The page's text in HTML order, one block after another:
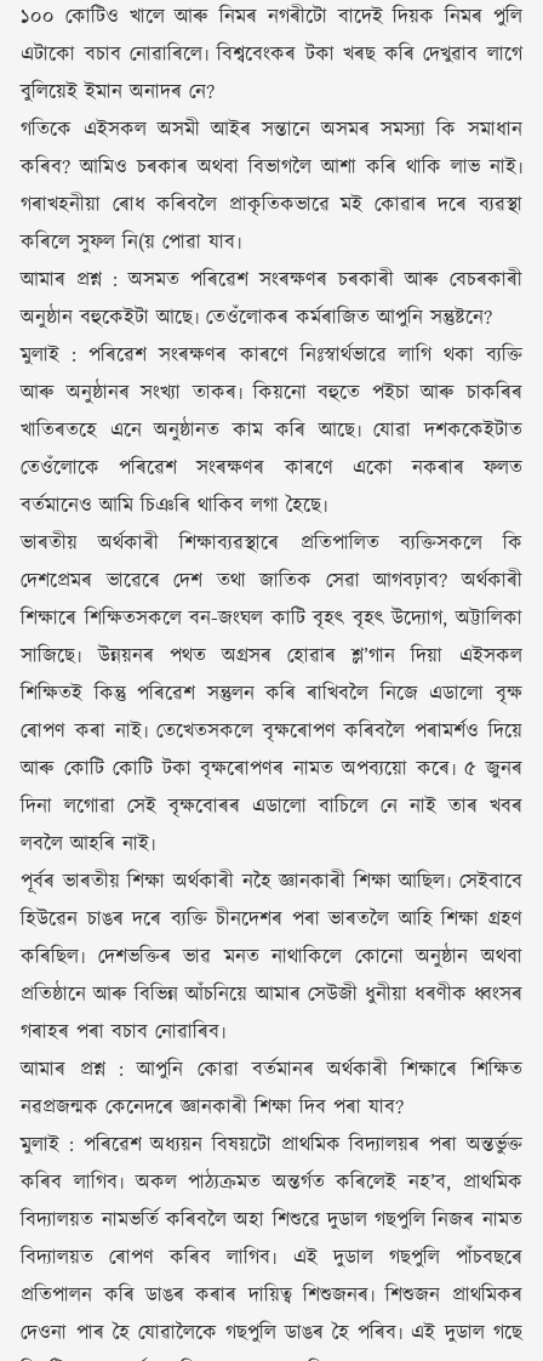
১০০ কোটিও খালে আৰু নিমৰ নগৰীটো বাদেই দিয়ক নিমৰ পুলি
এটাকো বচাব নোৱাৰিলে৷ বিশ্ববেংকৰ টকা খৰছ কৰি দেখুৱাব লাগে
বুলিয়েই ইমান অনাদৰ নে?
গতিকে এইসকল অসমী আইৰ সন্তানে অসমৰ সমস্যা কি সমাধান
কৰিব? আমিও চৰকাৰ অথবা বিভাগলৈ আশা কৰি থাকি লাভ নাই৷
গৰাখহনীয়া ৰোধ কৰিবলৈ প্ৰাকৃতিকভাৱে মই কোৱাৰ দৰে ব্যৱস্থা
কৰিলে সুফল নি(য় পোৱা যাব৷
আমাৰ প্ৰশ্ন : অসমত পৰিৱেশ সংৰক্ষণৰ চৰকাৰী আৰু বেচৰকাৰী
অনুষ্ঠান বহুকেইটা আছে৷ তেওঁলোকৰ কৰ্মৰাজিত আপুনি সন্তুষ্টনে?
মুলাই : পৰিৱেশ সংৰক্ষণৰ কাৰণে নিঃস্বাৰ্থভাৱে লাগি থকা ব্যক্তি
আৰু অনুষ্ঠানৰ সংখ্যা তাকৰ৷ কিয়নো বহুতে পইচা আৰু চাকৰিৰ
খাতিৰতহে এনে অনুষ্ঠানত কাম কৰি আছে৷ যোৱা দশককেইটাত
তেওঁলোকে পৰিৱেশ সংৰক্ষণৰ কাৰণে একো নকৰাৰ ফলত
বৰ্তমানেও আমি চিঞৰি থাকিব লগা হৈছে৷
ভাৰতীয় অৰ্থকাৰী শিক্ষাব্যৱস্থাৰে প্ৰতিপালিত ব্যক্তিসকলে কি
দেশপ্ৰেমৰ ভাৱেৰে দেশ তথা জাতিক সেৱা আগবঢ়াব? অৰ্থকাৰী
শিক্ষাৰে শিক্ষিতসকলে বন-জংঘল কাটি বৃহৎ বৃহৎ উদ্যোগ, অট্টালিকা
সাজিছে৷ উন্নয়নৰ পথত অগ্ৰসৰ হোৱাৰ শ্ল’গান দিয়া এইসকল
শিক্ষিতই কিন্তু পৰিৱেশ সন্তুলন কৰি ৰাখিবলৈ নিজে এডালো বৃক্ষ
ৰোপণ কৰা নাই৷ তেখেতসকলে বৃক্ষৰোপণ কৰিবলৈ পৰামৰ্শও দিয়ে
আৰু কোটি কোটি টকা বৃক্ষৰোপণৰ নামত অপব্যয়ো কৰে৷ ৫ জুনৰ
দিনা লগোৱা সেই বৃক্ষবোৰৰ এডালো বাচিলে নে নাই তাৰ খবৰ
লবলৈ আহৰি নাই৷
পূৰ্বৰ ভাৰতীয় শিক্ষা অৰ্থকাৰী নহৈ জ্ঞানকাৰী শিক্ষা আছিল৷ সেইবাবে
হিউৱেন চাঙৰ দৰে ব্যক্তি চীনদেশৰ পৰা ভাৰতলৈ আহি শিক্ষা গ্ৰহণ
কৰিছিল৷ দেশভক্তিৰ ভাৱ মনত নাথাকিলে কোনো অনুষ্ঠান অথবা
প্ৰতিষ্ঠানে আৰু বিভিন্ন আঁচনিয়ে আমাৰ সেউজী ধুনীয়া ধৰণীক ধ্বংসৰ
গৰাহৰ পৰা বচাব নোৱাৰিব৷
আমাৰ প্ৰশ্ন : আপুনি কোৱা বৰ্তমানৰ অৰ্থকাৰী শিক্ষাৰে শিক্ষিত
নৱপ্ৰজন্মক কেনেদৰে জ্ঞানকাৰী শিক্ষা দিব পৰা যাব?
মুলাই : পৰিৱেশ অধ্যয়ন বিষয়টো প্ৰাথমিক বিদ্যালয়ৰ পৰা অন্তৰ্ভুক্ত
কৰিব লাগিব৷ অকল পাঠ্যক্ৰমত অন্তৰ্গত কৰিলেই নহ’ব, প্ৰাথমিক
বিদ্যালয়ত নামভৰ্তি কৰিবলৈ অহা শিশুৱে দুডাল গছপুলি নিজৰ নামত
বিদ্যালয়ত ৰোপণ কৰিব লাগিব৷ এই দুডাল গছপুলি পাঁচবছৰে
প্ৰতিপালন কৰি ডাঙৰ কৰাৰ দায়িত্ব শিশুজনৰ৷ শিশুজন প্ৰাথমিকৰ
দেওনা পাৰ হৈ যোৱালৈকে গছপুলি ডাঙৰ হৈ পৰিব৷ এই দুডাল গছে